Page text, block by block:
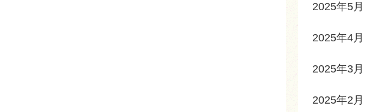
2025年5月
2025年4月
2025年3月
2025年2月